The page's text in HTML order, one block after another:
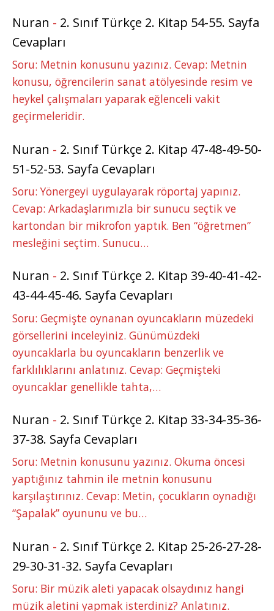
Nuran - 2. Sınıf Türkçe 2. Kitap 54-55. Sayfa
Cevapları
Soru: Metnin konusunu yazınız. Cevap: Metnin
konusu, öğrencilerin sanat atölyesinde resim ve
heykel çalışmaları yaparak eğlenceli vakit
geçirmeleridir.
Nuran - 2. Sınıf Türkçe 2. Kitap 47-48-49-50-
51-52-53. Sayfa Cevapları
Soru: Yönergeyi uygulayarak röportaj yapınız.
Cevap: Arkadaşlarımızla bir sunucu seçtik ve
kartondan bir mikrofon yaptık. Ben “öğretmen”
mesleğini seçtim. Sunucu…
Nuran - 2. Sınıf Türkçe 2. Kitap 39-40-41-42-
43-44-45-46. Sayfa Cevapları
Soru: Geçmişte oynanan oyuncakların müzedeki
görsellerini inceleyiniz. Günümüzdeki
oyuncaklarla bu oyuncakların benzerlik ve
farklılıklarını anlatınız. Cevap: Geçmişteki
oyuncaklar genellikle tahta,…
Nuran - 2. Sınıf Türkçe 2. Kitap 33-34-35-36-
37-38. Sayfa Cevapları
Soru: Metnin konusunu yazınız. Okuma öncesi
yaptığınız tahmin ile metnin konusunu
karşılaştırınız. Cevap: Metin, çocukların oynadığı
“Şapalak” oyununu ve bu…
Nuran - 2. Sınıf Türkçe 2. Kitap 25-26-27-28-
29-30-31-32. Sayfa Cevapları
Soru: Bir müzik aleti yapacak olsaydınız hangi
müzik aletini yapmak isterdiniz? Anlatınız.